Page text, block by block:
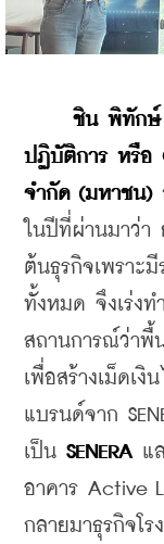
ชิน พิทักษ์
ปฏิบัติการ หรือ
จำกัด (มหาชน)
ในปีที่ผ่านมาว่า
ต้นธุรกิจเพราะ
ทั้งหมด จึงเร่งท
สถานการณ์ว่าพื้
เพื่อสร้างเม็ดเงิ
แบรนด์จาก
เป็น SENERA แล
อาคาร Active
กลายมาธุรกิจโร